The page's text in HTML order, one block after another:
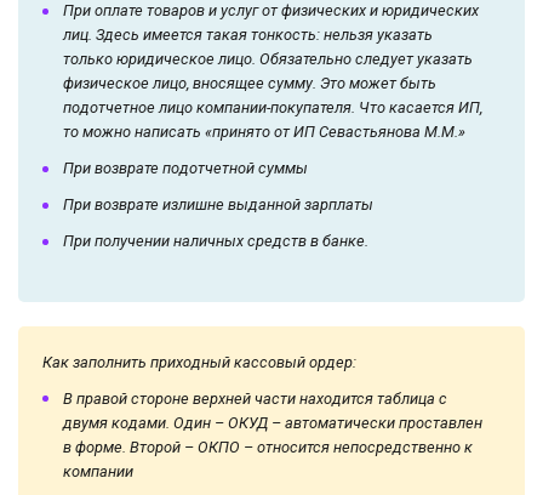
При оплате товаров и услуг от физических и юридических
лиц. Здесь имеется такая тонкость: нельзя указать
только юридическое лицо. Обязательно следует указать
физическое лицо, вносящее сумму. Это может быть
подотчетное лицо компании-покупателя. Что касается ИП,
то можно написать «принято от ИП Севастьянова М.М.»
При возврате подотчетной суммы
При возврате излишне выданной зарплаты
При получении наличных средств в банке.
Как заполнить приходный кассовый ордер:
В правой стороне верхней части находится таблица с
двумя кодами. Один – ОКУД – автоматически проставлен
в форме. Второй – ОКПО – относится непосредственно к
компании